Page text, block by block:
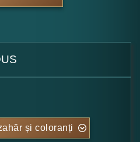
și coloranți